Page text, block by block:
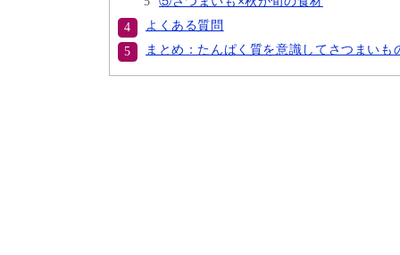
よくある質問
まとめ：たんぱく質を意識してさつまいも